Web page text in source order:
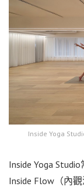
Inside Yoga
Inside Yoga
Inside Flow（內